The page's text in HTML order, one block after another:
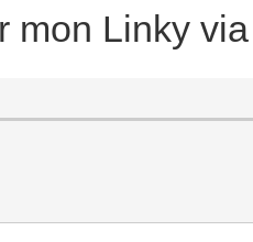
mon Linky